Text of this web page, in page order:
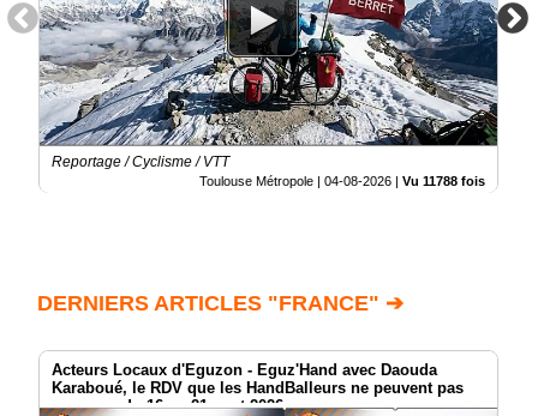
Reportage / Cyclisme / VTT
Toulouse Métropole | 04-08-2026 | Vu 11788 fois
DERNIERS ARTICLES "FRANCE" ➔
Acteurs Locaux d'Eguzon - Eguz'Hand avec Daouda
Karaboué, le RDV que les HandBalleurs ne peuvent pas
manquer du 16 au 21 aout 2026